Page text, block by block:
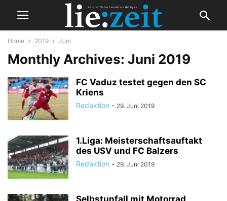
Home 2019 Juni
Monthly Archives: Juni 2019
FC Vaduz testet gegen den SC
Kriens
Redaktion - 29. Juni 2019
1.Liga: Meisterschaftsauftakt
des USV und FC Balzers
Redaktion - 29. Juni 2019
Selbstunfall mit Motorrad